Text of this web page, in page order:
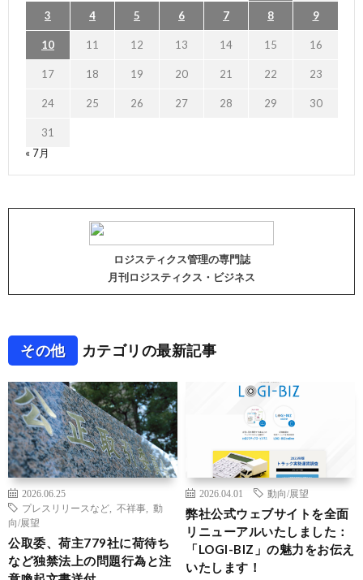
3 4 5 6 7 8 9
10 11 12 13 14 15 16
17 18 19 20 21 22 23
24 25 26 27 28 29 30
31
« 7月
ロジスティクス管理の専門誌
月刊ロジスティクス・ビジネス
その他 カテゴリの最新記事
2026.06.25
プレスリリースなど
不祥事
動
向/展望
公取委、荷主779社に荷待ち
など独禁法上の問題行為と注
2026.04.01 動向/展望
弊社公式ウェブサイトを全面
リニューアルいたしました：
「LOGI-BIZ」の魅力をお伝え
いたします！